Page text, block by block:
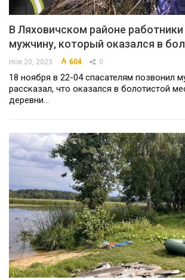
В Ляховичском районе
мужчину, который оказался в
Ноя 20, 2023 604 0
18 ноября в 22-04 спасателям позвонил
рассказал, что оказался в болотистой
деревни…